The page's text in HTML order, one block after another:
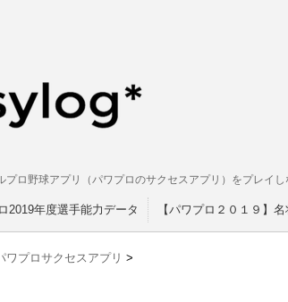
プロ野球アプリ（パワプロのサクセスアプリ）をプレイ
2019年度選手能力データ 【パワプロ２０１９】
ワプロサクセスアプリ >